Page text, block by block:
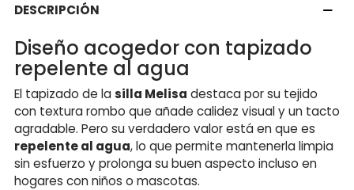
DESCRIPCIÓN
Diseño acogedor con tapizado
repelente al agua
El tapizado de lasilla Melisa destaca por su tejido
con textura rombo que añade calidez visual y un tacto
agradable. Pero su verdadero valor está en que es
repelente al agua, lo que permite mantenerla limpia
sin esfuerzo y prolonga su buen aspecto incluso en
hogares con niños o mascotas.